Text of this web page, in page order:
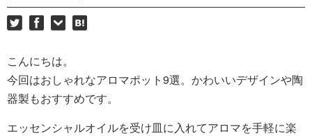
こんにちは。
今回はおしゃれなアロマポット9選。かわいいデザインや陶
器製もおすすめです。
エッセンシャルオイルを受け皿に入れてアロマを手軽に楽